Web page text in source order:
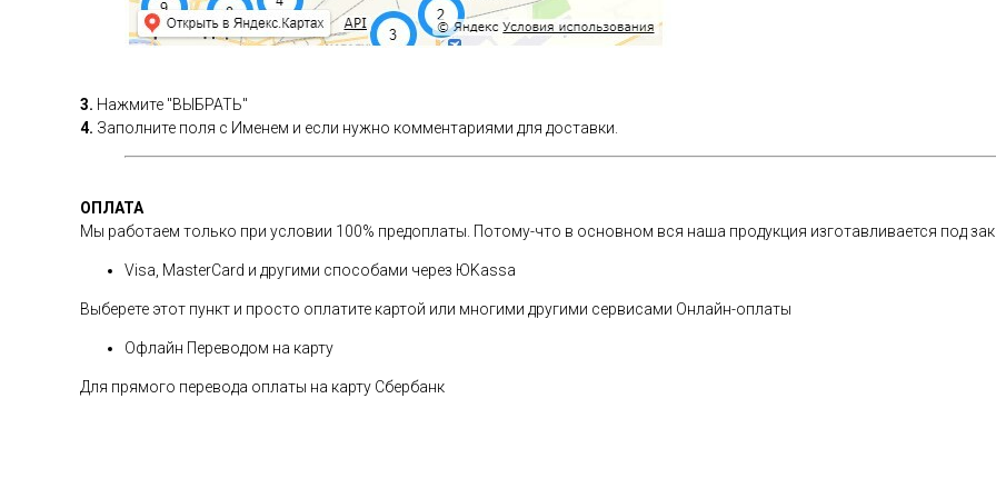
3. Нажмите "ВЫБРАТЬ"
4. Заполните поля с Именем и если нужно комментариями для доставки.
ОПЛАТА
Мы работаем только при условии 100% предоплаты. Потому-что в основном вся наша продукция изготавливается под
Visa, MasterCard и другими способами через ЮKassa
Выберете этот пункт и просто оплатите картой или многими другими сервисами Онлайн-оплаты
Офлайн Переводом на карту
Для прямого перевода оплаты на карту Сбербанк